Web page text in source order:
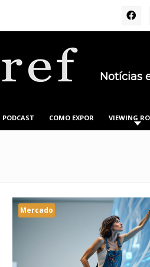
Notícias
PODCAST COMO EXPOR VIEWING
Mercado